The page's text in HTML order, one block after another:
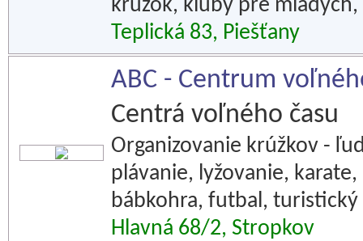
krúžok, kluby pre
Teplická 83, Piešťany
ABC - Centrum
Centrá voľného času
Organizovanie krúžkov -
plávanie, lyžovanie,
bábkohra, futbal,
Hlavná 68/2, Stropkov